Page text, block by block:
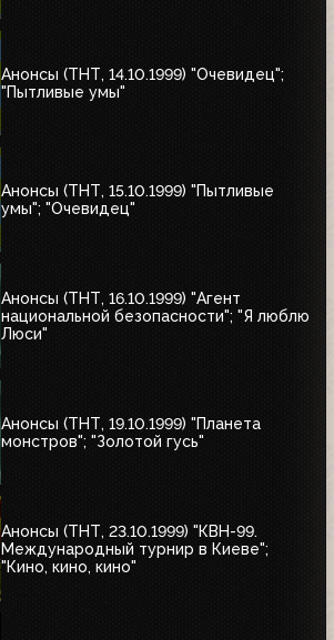
Анонсы (ТНТ, 14.10.1999) "Очевидец";
"Пытливые умы"
Анонсы (ТНТ, 15.10.1999) "Пытливые
умы"; "Очевидец"
Анонсы (ТНТ, 16.10.1999) "Агент
национальной безопасности"; "Я люблю
Люси"
Анонсы (ТНТ, 19.10.1999) "Планета
монстров"; "Золотой гусь"
Анонсы (ТНТ, 23.10.1999) "КВН-99.
Международный турнир в Киеве";
"Кино, кино, кино"